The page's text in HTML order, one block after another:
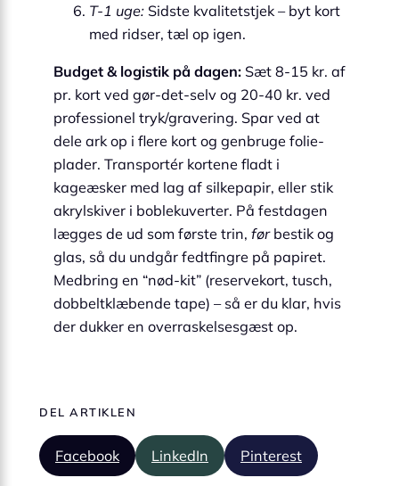
T-1 uge: Sidste kvalitetstjek – byt kort
med ridser, tæl op igen.
Budget & logistik på dagen: Sæt 8-15 kr. af
pr. kort ved gør-det-selv og 20-40 kr. ved
professionel tryk/gravering. Spar ved at
dele ark op i flere kort og genbruge folie-
plader. Transportér kortene fladt i
kageæsker med lag af silkepapir, eller stik
akrylskiver i boblekuverter. På festdagen
lægges de ud som første trin, førbestik og
glas, så du undgår fedtfingre på papiret.
Medbring en “nød-kit” (reservekort, tusch,
dobbeltklæbende tape) – så er du klar, hvis
der dukker en overraskelsesgæst op.
DEL ARTIKLEN
Facebook LinkedIn Pinterest